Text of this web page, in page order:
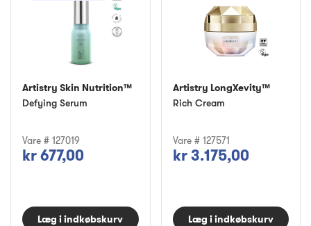
Artistry Skin Nutrition™
Defying Serum
Vare # 127019
kr 677,00
Læg i indkøbskurv
Artistry LongXevity™
Rich Cream
Vare # 127571
kr 3.175,00
Læg i indkøbskurv